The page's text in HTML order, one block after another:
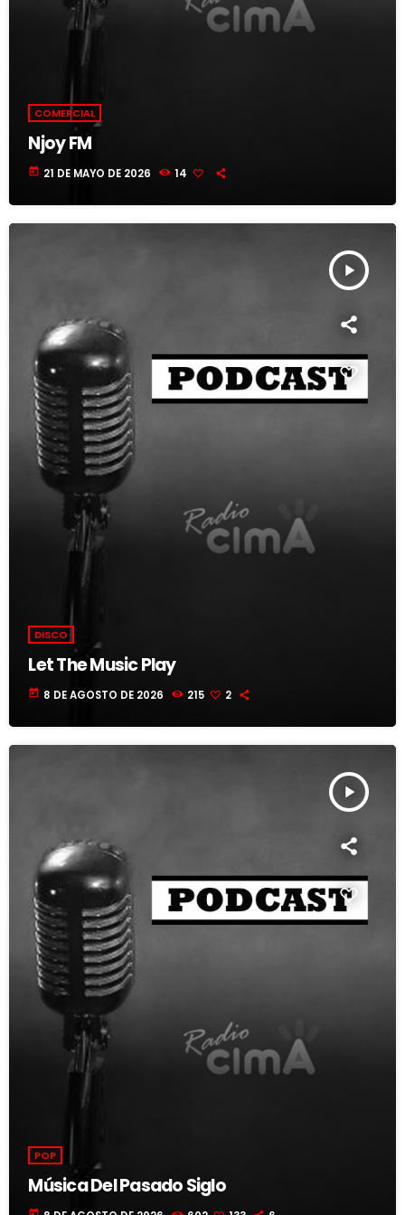
COMERCIAL
Njoy FM
today 21 DE MAYO DE 2026 14
play_arrow
DISCO
Let The Music Play
today 8 DE AGOSTO DE 2026 215 2
play_arrow
POP
Música Del Pasado Siglo